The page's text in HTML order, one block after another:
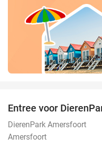
Entree voor
DierenPark Amersfoort
Amersfoort